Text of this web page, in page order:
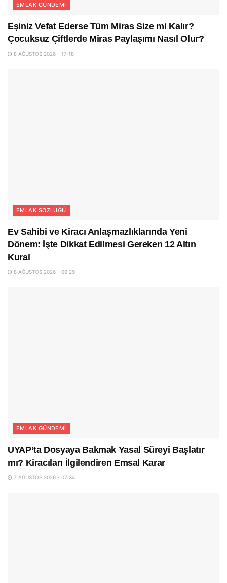
EMLAK GÜNDEMI
Eşiniz Vefat Ederse Tüm Miras Size mi Kalır?
Çocuksuz Çiftlerde Miras Paylaşımı Nasıl Olur?
8 AĞUSTOS 2026 - 17:18
EMLAK SÖZLÜĞÜ
Ev Sahibi ve Kiracı Anlaşmazlıklarında Yeni
Dönem: İşte Dikkat Edilmesi Gereken 12 Altın
Kural
8 AĞUSTOS 2026 - 09:29
EMLAK GÜNDEMI
UYAP’ta Dosyaya Bakmak Yasal Süreyi Başlatır
mı? Kiracıları İlgilendiren Emsal Karar
7 AĞUSTOS 2026 - 07:34